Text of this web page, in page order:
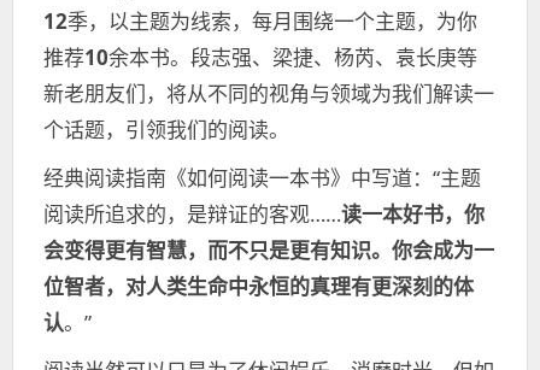
12季，以主题为线索，每月围绕一个主题，为你
推荐10余本书。段志强、梁捷、杨芮、袁长庚等
新老朋友们，将从不同的视角与领域为我们解读一
个话题，引领我们的阅读。
经典阅读指南《如何阅读一本书》中写道：“主题
阅读所追求的，是辩证的客观……读一本好书，你
会变得更有智慧，而不只是更有知识。你会成为一
位智者，对人类生命中永恒的真理有更深刻的体
认。”